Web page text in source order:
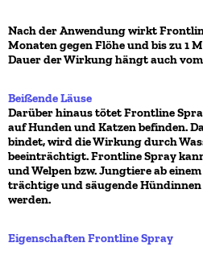
Nach der Anwendung wirkt
Monaten gegen Flöhe und bis zu 1
Dauer der Wirkung hängt auch
Beißende Läuse
Darüber hinaus tötet Frontline
auf Hunden und Katzen befinden.
bindet, wird die Wirkung durch
beeinträchtigt. Frontline Spray
und Welpen bzw. Jungtiere ab
trächtige und säugende
werden.
Eigenschaften Frontline Spray